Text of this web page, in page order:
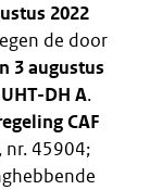
2022
de door
3 augustus
UHT-DH A.
CAF
nr. 45904;